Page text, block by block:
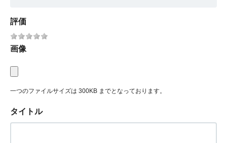
評価
画像
一つのファイルサイズは 300KB までとなっております。
タイトル